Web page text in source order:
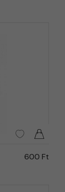
600 Ft